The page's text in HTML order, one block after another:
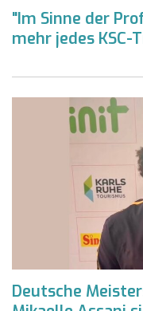
"Im Sinne der
mehr jedes
Deutsche